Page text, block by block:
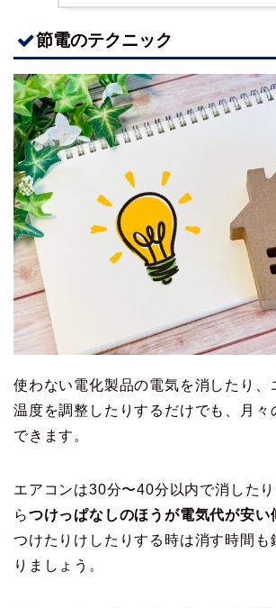
節電のテクニック
使わない電化製品の電気を消したり、
温度を調整したりするだけでも、月々
できます。
エアコンは30分〜40分以内で消した
らつけっぱなしのほうが電気代が安い
つけたりけしたりする時は消す時間も
りましょう。